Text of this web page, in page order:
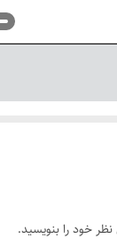
خود را بنویسید.